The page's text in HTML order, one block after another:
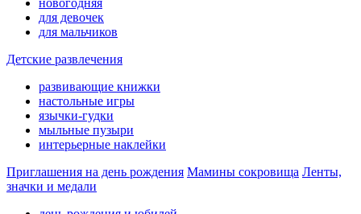
новогодняя
для девочек
для мальчиков
Детские развлечения
развивающие книжки
настольные игры
язычки-гудки
мыльные пузыри
интерьерные наклейки
Приглашения на день рождения Мамины сокровища Ленты,
значки и медали